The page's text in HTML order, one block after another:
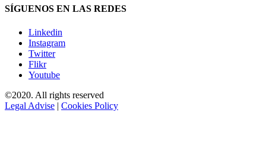
SÍGUENOS EN LAS REDES
Linkedin
Instagram
Twitter
Flikr
Youtube
©2020. All rights reserved
Legal Advise | Cookies Policy